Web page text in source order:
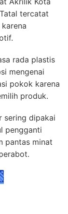
tercatat
rada plastis
mengenai
pokok karena
produk.
sering dipakai
pengganti
pantas minat